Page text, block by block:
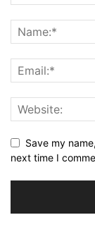
Save my
next time I